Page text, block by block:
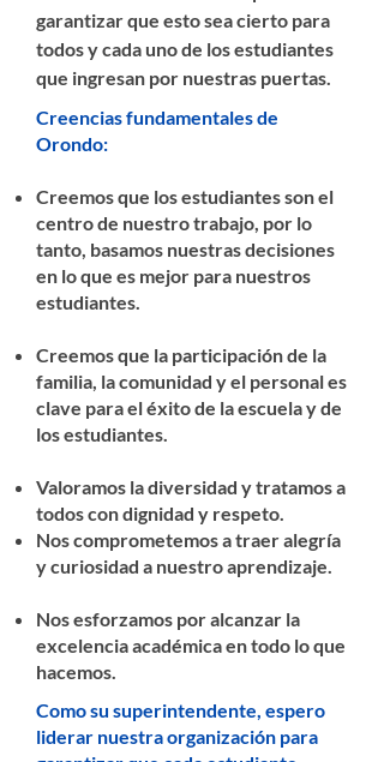
garantizar que esto sea cierto para
todos y cada uno de los estudiantes
que ingresan por nuestras puertas.
Creencias fundamentales de
Orondo:
Creemos que los estudiantes son el
centro de nuestro trabajo, por lo
tanto, basamos nuestras decisiones
en lo que es mejor para nuestros
estudiantes.
Creemos que la participación de la
familia, la comunidad y el personal es
clave para el éxito de la escuela y de
los estudiantes.
Valoramos la diversidad y tratamos a
todos con dignidad y respeto.
Nos comprometemos a traer alegría
y curiosidad a nuestro aprendizaje.
Nos esforzamos por alcanzar la
excelencia académica en todo lo que
hacemos.
Como su superintendente, espero
liderar nuestra organización para